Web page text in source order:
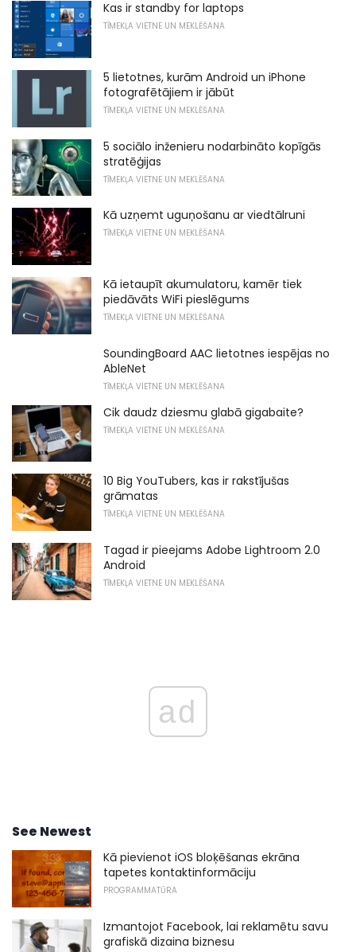
Kas ir standby for laptops
TĪMEKĻA VIETNE UN MEKLĒŠANA
5 lietotnes, kurām Android un iPhone
fotografētājiem ir jābūt
TĪMEKĻA VIETNE UN MEKLĒŠANA
5 sociālo inženieru nodarbināto kopīgās
stratēģijas
TĪMEKĻA VIETNE UN MEKLĒŠANA
Kā uzņemt uguņošanu ar viedtālruni
TĪMEKĻA VIETNE UN MEKLĒŠANA
Kā ietaupīt akumulatoru, kamēr tiek
piedāvāts WiFi pieslēgums
TĪMEKĻA VIETNE UN MEKLĒŠANA
SoundingBoard AAC lietotnes iespējas no
AbleNet
TĪMEKĻA VIETNE UN MEKLĒŠANA
Cik daudz dziesmu glabā gigabaite?
TĪMEKĻA VIETNE UN MEKLĒŠANA
10 Big YouTubers, kas ir rakstījušas
grāmatas
TĪMEKĻA VIETNE UN MEKLĒŠANA
Tagad ir pieejams Adobe Lightroom 2.0
Android
TĪMEKĻA VIETNE UN MEKLĒŠANA
ad
See Newest
Kā pievienot iOS bloķēšanas ekrāna
tapetes kontaktinformāciju
PROGRAMMATŪRA
Izmantojot Facebook, lai reklamētu savu
grafiskā dizaina biznesu